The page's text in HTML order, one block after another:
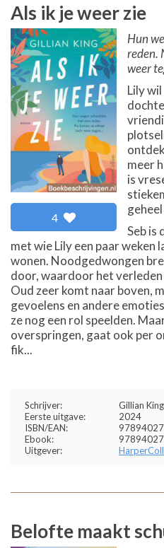
Als ik je weer zie
4
Hun
reden.
weer
Lily
meer
is
Seb is
met wie Lily een paar weken
wonen. Noodgedwongen
door, waardoor het
Oud zeer komt naar boven,
gevoelens en andere
ze nog een rol speelden.
overspringen, gaat ook per
fik...
Schrijver:
Gillian King
Eerste uitgave:
2024
ISBN/EAN:
Ebook:
Uitgever:
Belofte maakt